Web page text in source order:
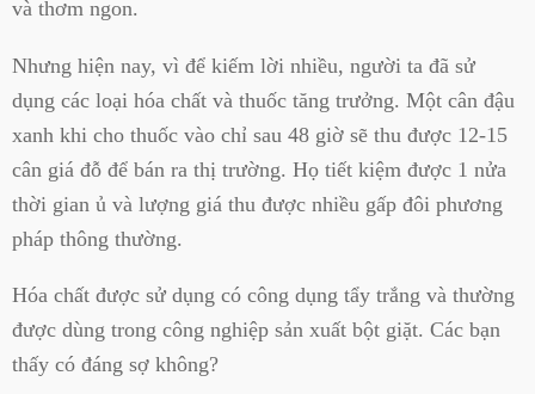
và thơm ngon.
Nhưng hiện nay, vì để kiếm lời nhiều, người ta đã sử
dụng các loại hóa chất và thuốc tăng trưởng. Một cân đậu
xanh khi cho thuốc vào chỉ sau 48 giờ sẽ thu được 12-15
cân giá đỗ để bán ra thị trường. Họ tiết kiệm được 1 nửa
thời gian ủ và lượng giá thu được nhiều gấp đôi phương
pháp thông thường.
Hóa chất được sử dụng có công dụng tẩy trắng và thường
được dùng trong công nghiệp sản xuất bột giặt. Các bạn
thấy có đáng sợ không?